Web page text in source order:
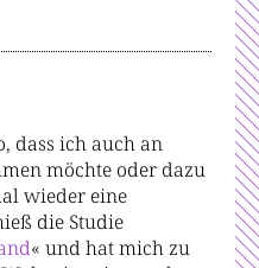
dass ich auch an
möchte oder dazu
wieder eine
die Studie
« und hat mich zu